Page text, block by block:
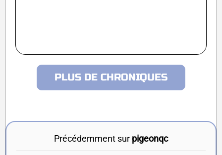
PLUS DE CHRONIQUES
Précédemment sur pigeonqc